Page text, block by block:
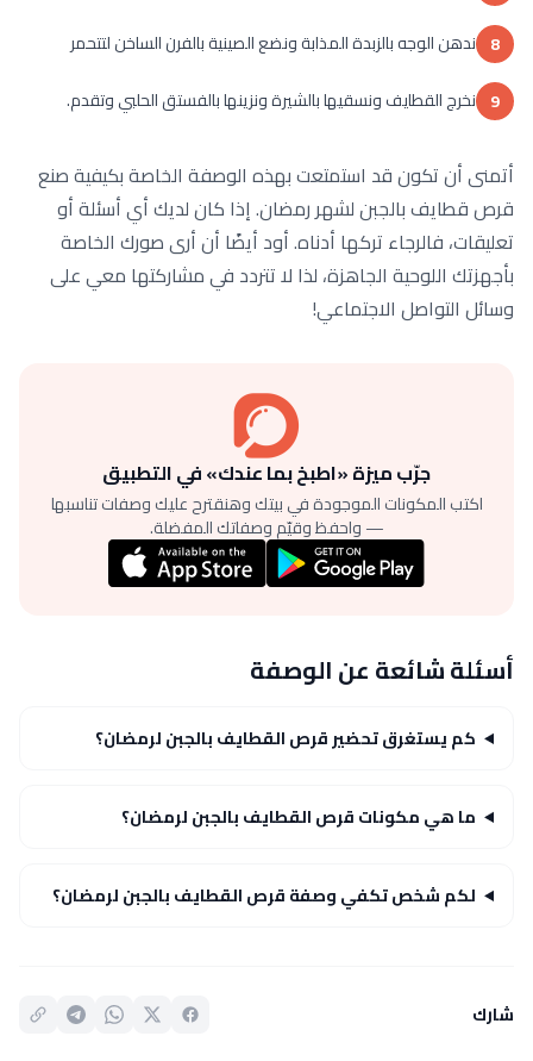
8 ندهن الوجه بالزبدة المذابة ونضع الصينية بالفرن الساخن لتتحمر
9 نخرج القطايف ونسقيها بالشيرة ونزينها بالفستق الحلبي وتقدم.
أتمنى أن تكون قد استمتعت بهذه الوصفة الخاصة بكيفية صنع
قرص قطايف بالجبن لشهر رمضان. إذا كان لديك أي أسئلة أو
تعليقات، فالرجاء تركها أدناه. أود أيضًا أن أرى صورك الخاصة
بأجهزتك اللوحية الجاهزة، لذا لا تتردد في مشاركتها معي على
وسائل التواصل الاجتماعي!
جرّب ميزة «اطبخ بما عندك» في التطبيق
اكتب المكونات الموجودة في بيتك وهنقترح عليك وصفات تناسبها
— واحفظ وقيّم وصفاتك المفضلة.
أسئلة شائعة عن الوصفة
كم يستغرق تحضير قرص القطايف بالجبن لرمضان؟
ما هي مكونات قرص القطايف بالجبن لرمضان؟
لكم شخص تكفي وصفة قرص القطايف بالجبن لرمضان؟
شارك